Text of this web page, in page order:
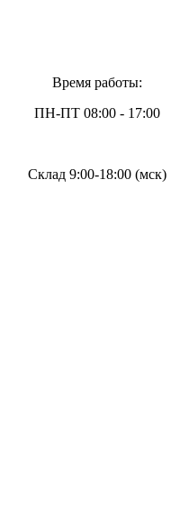
Время работы:
ПН-ПТ 08:00 - 17:00
Склад 9:00-18:00 (мск)